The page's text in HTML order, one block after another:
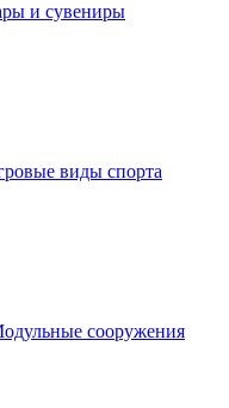
и сувениры
виды спорта
сооружения